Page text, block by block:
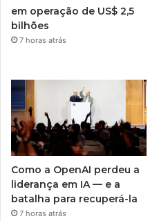
em operação de US$ 2,5
bilhões
7 horas atrás
Como a OpenAI perdeu a
liderança em IA — e a
batalha para recuperá-la
7 horas atrás